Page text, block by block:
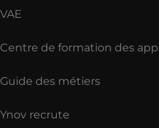
VAE
Centre de formation des
Guide des métiers
Ynov recrute